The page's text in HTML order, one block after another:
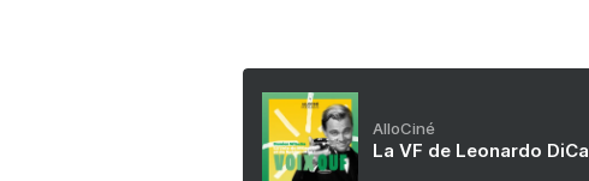
AlloCiné
La VF de Leonardo